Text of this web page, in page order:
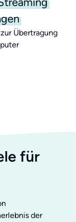
Übertragung
für
der